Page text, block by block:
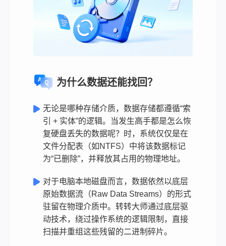
为什么数据还能找回？
无论是哪种存储介质，数据存储都遵循“索
引 + 实体”的逻辑。当发生高手都是怎么恢
复硬盘丢失的数据呢？时，系统仅仅是在
文件分配表（如NTFS）中将该数据标记
为“已删除”，并释放其占用的物理地址。
对于电脑本地磁盘而言，数据依然以底层
原始数据流（Raw Data Streams）的形式
驻留在物理介质中。转转大师通过底层驱
动技术，绕过操作系统的逻辑限制，直接
扫描并重组这些残留的二进制碎片。